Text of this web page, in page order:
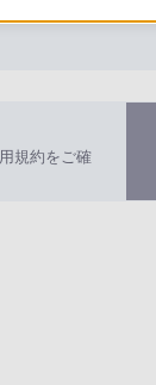
規約をご確